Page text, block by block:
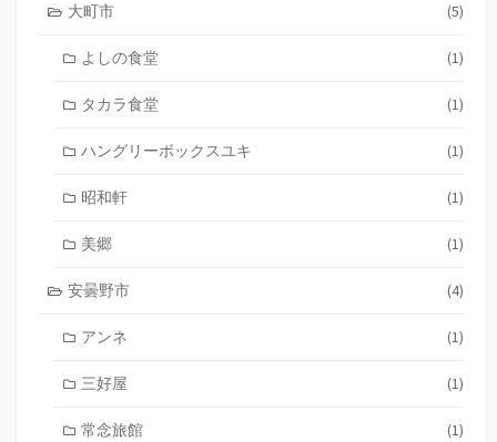
大町市 (5)
よしの食堂 (1)
タカラ食堂 (1)
ハングリーボックスユキ (1)
昭和軒 (1)
美郷 (1)
安曇野市 (4)
アンネ (1)
三好屋 (1)
常念旅館 (1)